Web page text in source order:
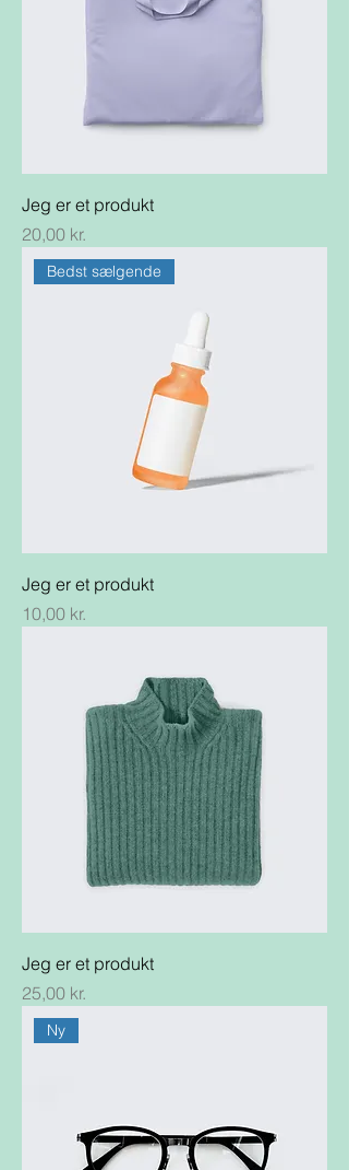
Jeg er et produkt
Pris
20,00 kr.
Bedst sælgende
Jeg er et produkt
Pris
10,00 kr.
Jeg er et produkt
Pris
25,00 kr.
Ny